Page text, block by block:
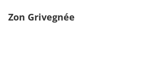
Zon Grivegnée